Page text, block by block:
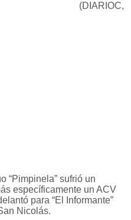
(DIARIOC,
“Pimpinela” sufrió un
específicamente un ACV
para “El Informante”
Nicolás.